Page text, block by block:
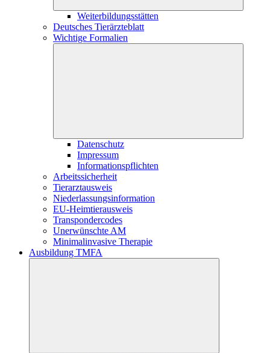
Weiterbildungsstätten
Deutsches Tierärzteblatt
Wichtige Formalien
Datenschutz
Impressum
Informationspflichten
Arbeitssicherheit
Tierarztausweis
Niederlassungsinformation
EU-Heimtierausweis
Transpondercodes
Unerwünschte AM
Minimalinvasive Therapie
Ausbildung TMFA